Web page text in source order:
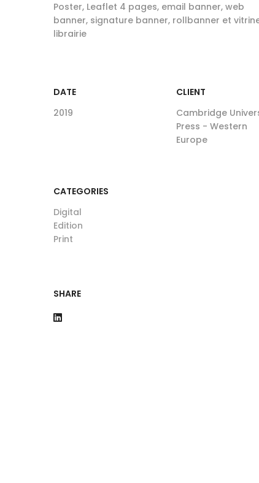
Poster, Leaflet 4 pages, email banner, web
banner, signature banner, rollbanner et
librairie
DATE
2019
CLIENT
Cambridge
Press - Western
Europe
CATEGORIES
Digital
Edition
Print
SHARE